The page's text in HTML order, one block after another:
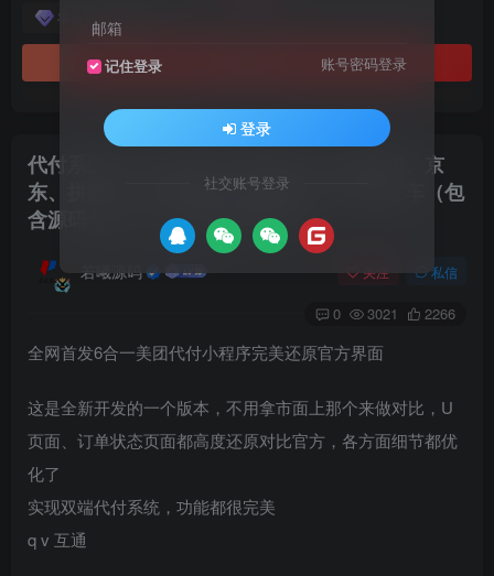
平台赞助商
代付系统六合一版本全开源代码，包含美团、京
东、拼多多、携程酒店、携程机票、滴滴打车（包
含源码包+文字、视频搭建教程）
若曦源码 关注 私信
0 3021 2266
全网首发6合一美团代付小程序完美还原官方界面
这是全新开发的一个版本，不用拿市面上那个来做对比，U
页面、订单状态页面都高度还原对比官方，各方面细节都优
化了
实现双端代付系统，功能都很完美
q v 互通
邮箱
记住登录 账号密码登录
登录
社交账号登录